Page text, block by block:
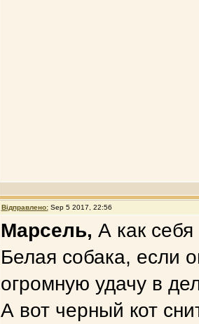
Відправлено: Sep 5 2017, 22:56
Марсель, А как
Белая собака, если
огромную удачу в
А вот черный кот